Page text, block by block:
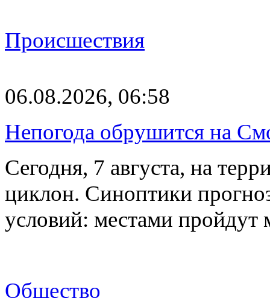
Происшествия
06.08.2026, 06:58
Непогода обрушится на
Сегодня, 7 августа, на
циклон. Синоптики
условий: местами
Общество